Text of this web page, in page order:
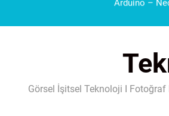
Görsel İşitsel Teknoloji I Fotoğraf